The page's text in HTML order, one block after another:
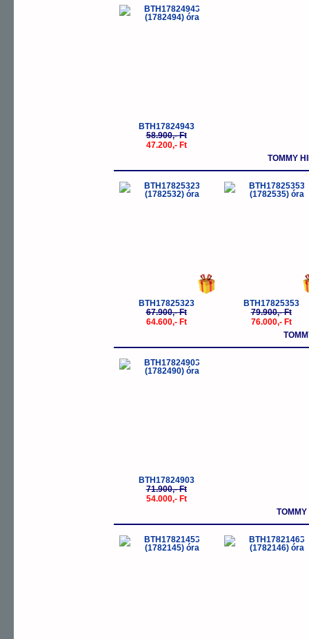
-20%
BTH17824943
58.900,- Ft
47.200,- Ft
TOMMY
-5%
BTH17825323
67.900,- Ft
64.600,- Ft
-
BTH17825353
79.900,- Ft
76.000,- Ft
-25%
BTH17824903
71.900,- Ft
54.000,- Ft
-25% -